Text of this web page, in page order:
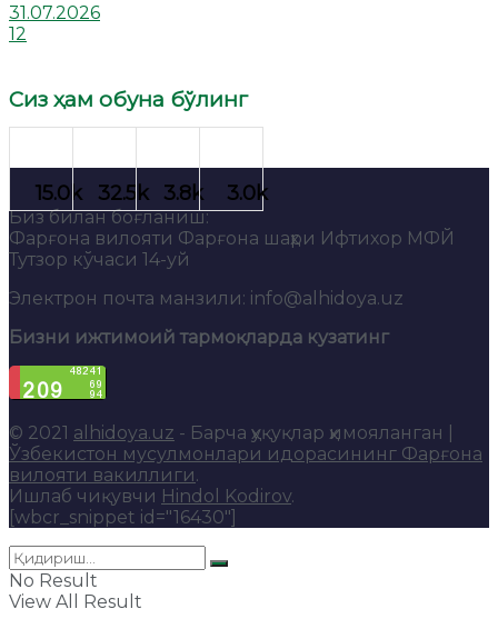
31.07.2026
12
Сиз ҳам обуна бўлинг
Биз билан боғланиш:
Фарғона вилояти Фарғона шаҳри Ифтихор МФЙ
Тутзор кўчаси 14-уй
Электрон почта манзили: info@alhidoya.uz
Бизни ижтимоий тармоқларда кузатинг
© 2021 alhidoya.uz - Барча ҳуқуқлар ҳимояланган |
Ўзбекистон мусулмонлари идорасининг Фарғона
вилояти вакиллиги.
Ишлаб чиқувчи Hindol Kodirov.
[wbcr_snippet id="16430"]
No Result
View All Result